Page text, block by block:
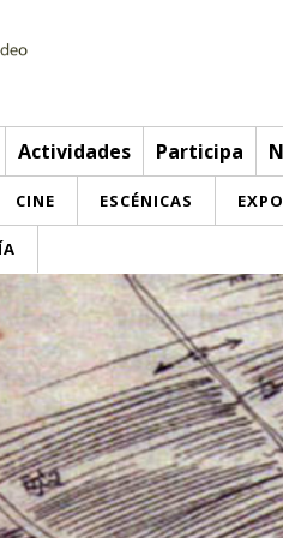
Actividades Participa
CINE ESCÉNICAS